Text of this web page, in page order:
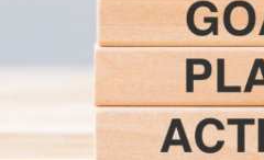
ン
サ
イ
ド・
ア
ウ
ト